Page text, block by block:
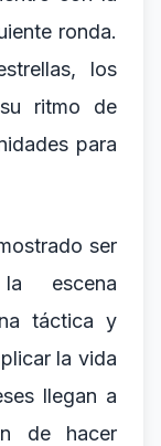
ronda.
los
ritmo de
para
ser
escena
táctica y
la vida
llegan a
de hacer